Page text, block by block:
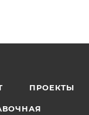
ПРОЕКТЫ